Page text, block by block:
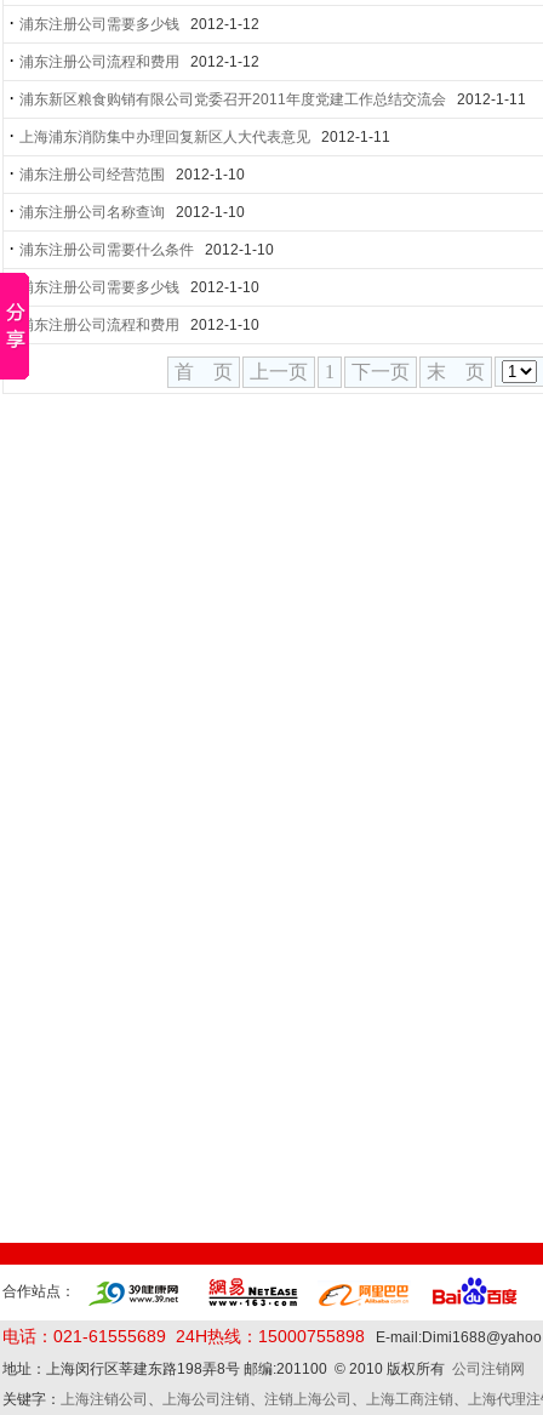
· 浦东注册公司需要多少钱 2012-1-12
· 浦东注册公司流程和费用 2012-1-12
· 浦东新区粮食购销有限公司党委召开2011年度党建工作总结交流会 2012-1-11
· 上海浦东消防集中办理回复新区人大代表意见 2012-1-11
· 浦东注册公司经营范围 2012-1-10
· 浦东注册公司名称查询 2012-1-10
· 浦东注册公司需要什么条件 2012-1-10
浦东注册公司需要多少钱 2012-1-10
·浦东注册公司流程和费用 2012-1-10
首 页 上一页 1 下一页 末 页
合作站点：
电话：021-61555689 24H热线：15000755898 E-
地址：上海闵行区莘建东路198弄8号 邮编:201100 © 2010 版权所有 公司注销网
关键字： 上海注销公司 、 上海公司注销、 注销上海公司 、 上海工商注销、 上海代理